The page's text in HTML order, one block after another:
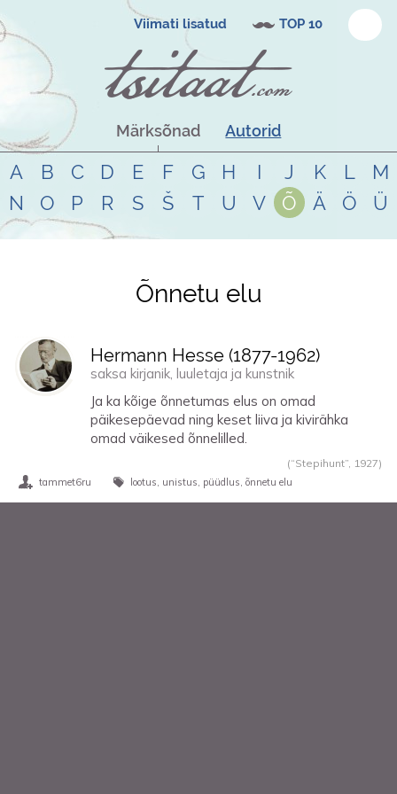
Viimati lisatud TOP 10
Märksõnad Autorid
A B C D E F G H I J K L
M
N
O P R S Š T U V Õ Ä Ö Ü
Tsitaadid teemalõnnetu elu
Õnnetu elu
Hermann Hesse (1877-1962)
saksa kirjanik, luuletaja ja kunstnik
Ja ka kõige õnnetumas elus on omad
päikesepäevad ning keset liiva ja kivirähka
omad väikesed õnnelilled.
(“Stepihunt”, 1927)
tammet6ru lootus unistus püüdlus õnnetu elu